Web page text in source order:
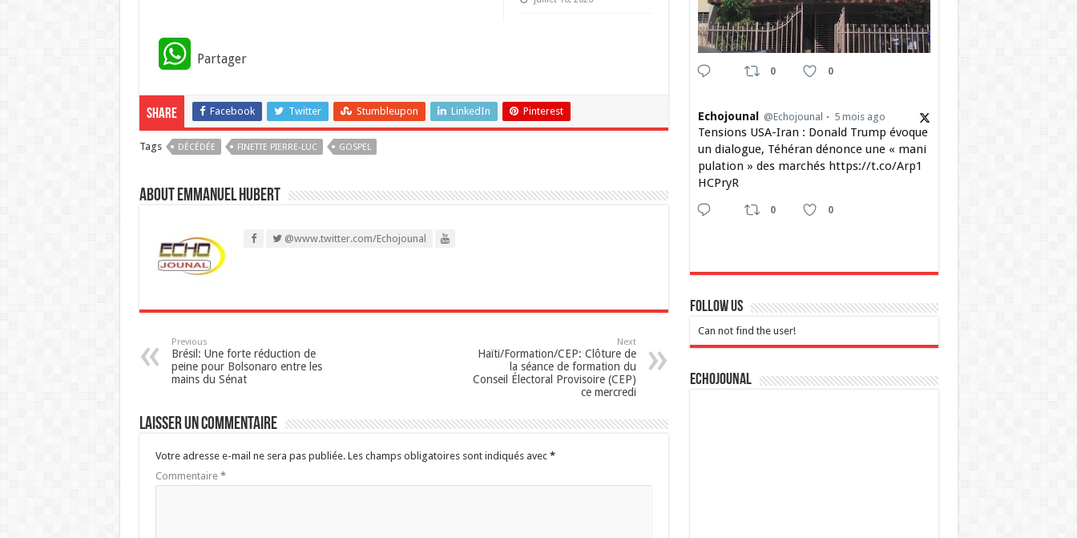
W
a
t
p
p
Partager
Share Facebook Twitter Stumbleupon LinkedIn Pinterest
Tags DÉCÉDÉE FINETTE PIERRE-LUC GOSPEL
About Emmanuel Hubert
@www.twitter.com/Echojounal
Previous
Brésil: Une forte réduction de
peine pour Bolsonaro entre les
mains du Sénat
Next
Haïti/Formation/CEP: Clôture de
la séance de formation du
Conseil Électoral Provisoire (CEP)
ce mercredi
Laisser un commentaire
Votre adresse e-mail ne sera pas publiée. Les champs obligatoires sont indiqués avec *
Commentaire *
0 0
Echojounal @Echojounal 5 mois ago
Tensions USA-Iran : Donald Trump évoque
un dialogue, Téhéran dénonce une « mani
pulation » des marchés https://t.co/Arp1
HCPryR
0 0
Follow Us
Can not find the user!
Echojounal